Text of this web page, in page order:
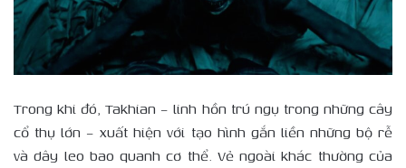
Trong khi đó, Takhian – linh hồn trú ngụ trong những cây
cổ thụ lớn – xuất hiện với tạo hình gắn liền những bộ rễ
và dây leo bao quanh cơ thể. Vẻ ngoài khác thường của